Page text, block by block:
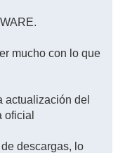
mucho con lo que
actualización del
oficial
descargas, lo